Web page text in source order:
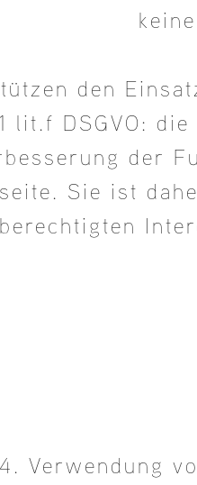
den
lit.f DSGVO:
der
Sie ist
berechtigten
4. Verwendung